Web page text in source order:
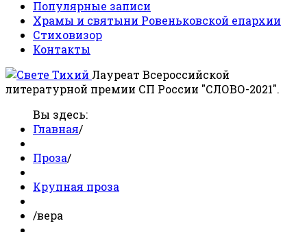
Популярные записи
Храмы и святыни Ровеньковской епархии
Стиховизор
Контакты
Лауреат Всероссийской
литературной премии СП России "СЛОВО-2021".
Вы здесь:
Главная/
Проза/
Крупная проза
/вера